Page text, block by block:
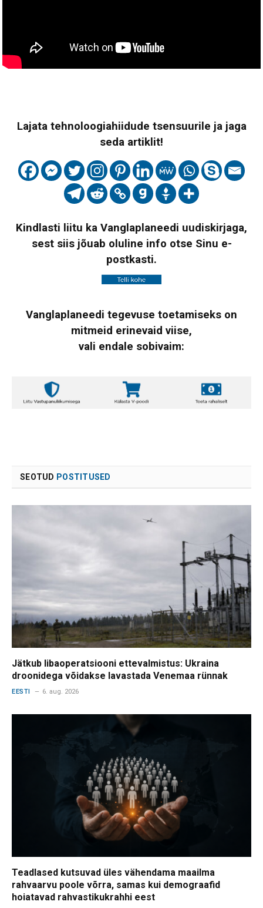
Lajata tehnoloogiahiidude tsensuurile ja jaga
seda artiklit!
Kindlasti liitu ka Vanglaplaneedi uudiskirjaga,
sest siis jõuab oluline info otse Sinu e-
postkasti.
Vanglaplaneedi tegevuse toetamiseks on
mitmeid erinevaid viise,
vali endale sobivaim:
SEOTUD POSTITUSED
Jätkub libaoperatsiooni ettevalmistus: Ukraina
droonidega võidakse lavastada Venemaa rünnak
EESTI 6. aug. 2026
Teadlased kutsuvad üles vähendama maailma
rahvaarvu poole võrra, samas kui demograafid
hoiatavad rahvastikukrahhi eest